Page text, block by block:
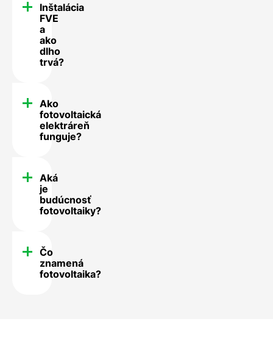
Inštalácia
FVE
a
ako
dlho
trvá?
Ako
fotovoltaická
elektráreň
funguje?
Aká
je
budúcnosť
fotovoltaiky?
Čo
znamená
fotovoltaika?